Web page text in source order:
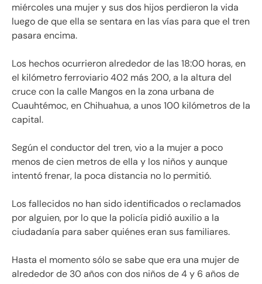
miércoles una mujer y sus dos hijos perdieron la vida
luego de que ella se sentara en las vías para que el tren
pasara encima.
Los hechos ocurrieron alrededor de las 18:00 horas, en
el kilómetro ferroviario 402 más 200, a la altura del
cruce con la calle Mangos en la zona urbana de
Cuauhtémoc, en Chihuahua, a unos 100 kilómetros de la
capital.
Según el conductor del tren, vio a la mujer a poco
menos de cien metros de ella y los niños y aunque
intentó frenar, la poca distancia no lo permitió.
Los fallecidos no han sido identificados o reclamados
por alguien, por lo que la policía pidió auxilio a la
ciudadanía para saber quiénes eran sus familiares.
Hasta el momento sólo se sabe que era una mujer de
alrededor de 30 años con dos niños de 4 y 6 años de